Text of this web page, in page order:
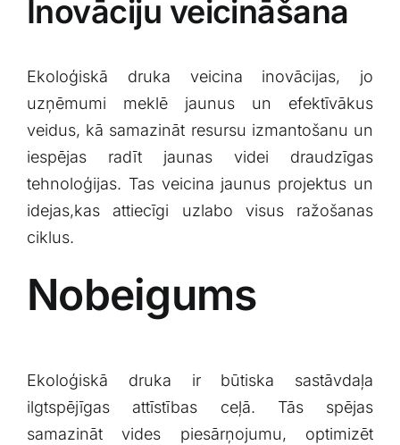
Inovāciju veicināšana
Ekoloģiskā druka veicina inovācijas, jo
uzņēmumi meklē jaunus un efektīvākus
veidus, kā samazināt resursu⁣ izmantošanu un
iespējas ⁣radīt jaunas videi draudzīgas
tehnoloģijas. Tas veicina ‍jaunus projektus un
idejas,kas attiecīgi uzlabo visus ražošanas
ciklus.
Nobeigums
Ekoloģiskā​ druka ir būtiska sastāvdaļa
ilgtspējīgas attīstības ceļā.⁣ Tās spējas
samazināt vides piesārņojumu, optimizēt